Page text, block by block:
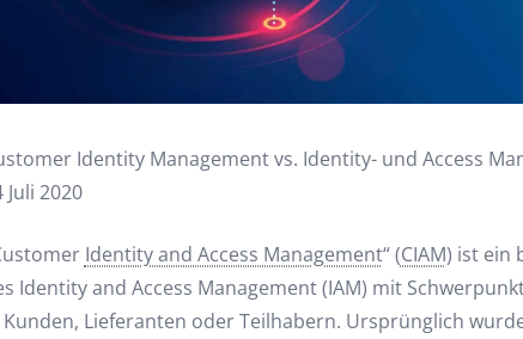
Identity Management vs. Identity- und Access
Juli 2020
Identity and Access Management“ (CIAM) ist ein
Identity and Access Management (IAM) mit
Kunden, Lieferanten oder Teilhabern. Ursprünglich